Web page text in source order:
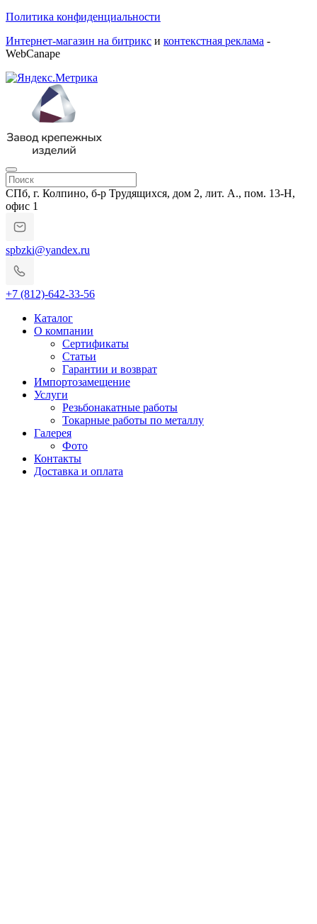
Политика конфиденциальности
Интернет-магазин на битрикс и контекстная реклама -
WebCanape
СПб, г. Колпино, б-р Трудящихся, дом 2, лит. А., пом. 13-Н,
офис 1
spbzki@yandex.ru
+7 (812)-642-33-56
Каталог
О компании
Сертификаты
Статьи
Гарантии и возврат
Импортозамещение
Услуги
Резьбонакатные работы
Токарные работы по металлу
Галерея
Фото
Контакты
Доставка и оплата